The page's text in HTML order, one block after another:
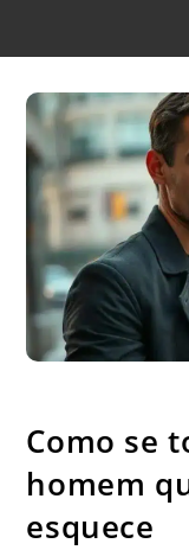
Como se
homem
esquece